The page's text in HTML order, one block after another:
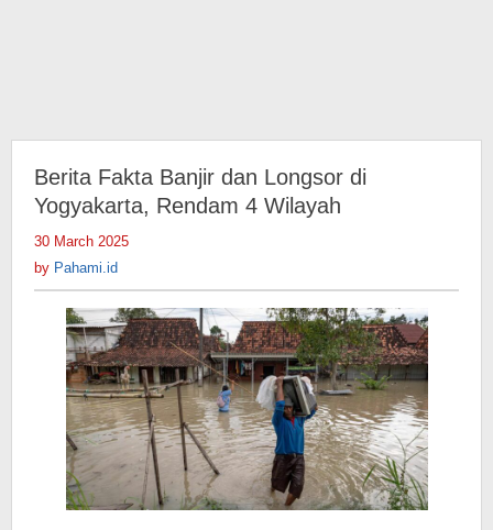
Berita Fakta Banjir dan Longsor di
Yogyakarta, Rendam 4 Wilayah
30 March 2025
by Pahami.id